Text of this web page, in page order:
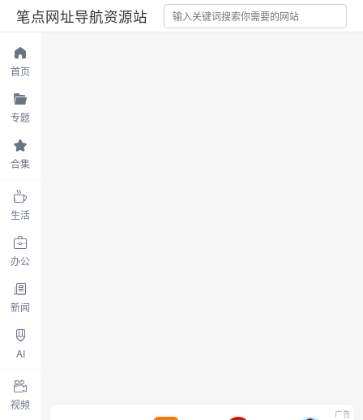
笔点网址导航资源站
首页
专题
合集
生活
办公
新闻
AI
视频
广告